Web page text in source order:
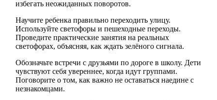
избегать неожиданных поворотов.
Научите ребенка правильно переходить улицу.
Используйте светофоры и пешеходные переходы.
Проведите практические занятия на реальных
светофорах, объясняя, как ждать зелёного сигнала.
Обозначьте встречи с друзьями по дороге в школу. Дети
чувствуют себя увереннее, когда идут группами.
Поговорите о том, как важно не оставаться наедине с
незнакомцами.